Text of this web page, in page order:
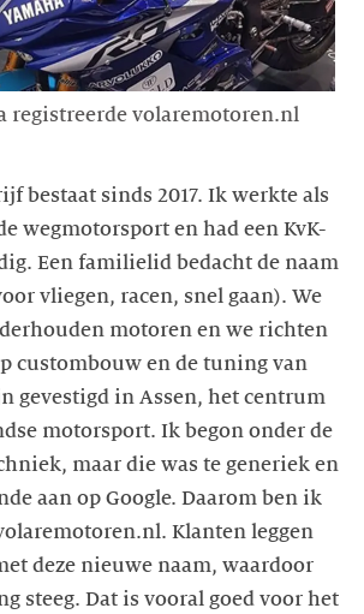
registreerde volaremotoren.nl
bestaat sinds 2017. Ik werkte als
wegmotorsport en had een KvK-
Een familielid bedacht de naam
vliegen, racen, snel gaan). We
motoren en we richten
custombouw en de tuning van
gevestigd in Assen, het centrum
motorsport. Ik begon onder de
maar die was te generiek en
aan op Google. Daarom ben ik
Klanten leggen
deze nieuwe naam, waardoor
steeg. Dat is vooral goed voor het